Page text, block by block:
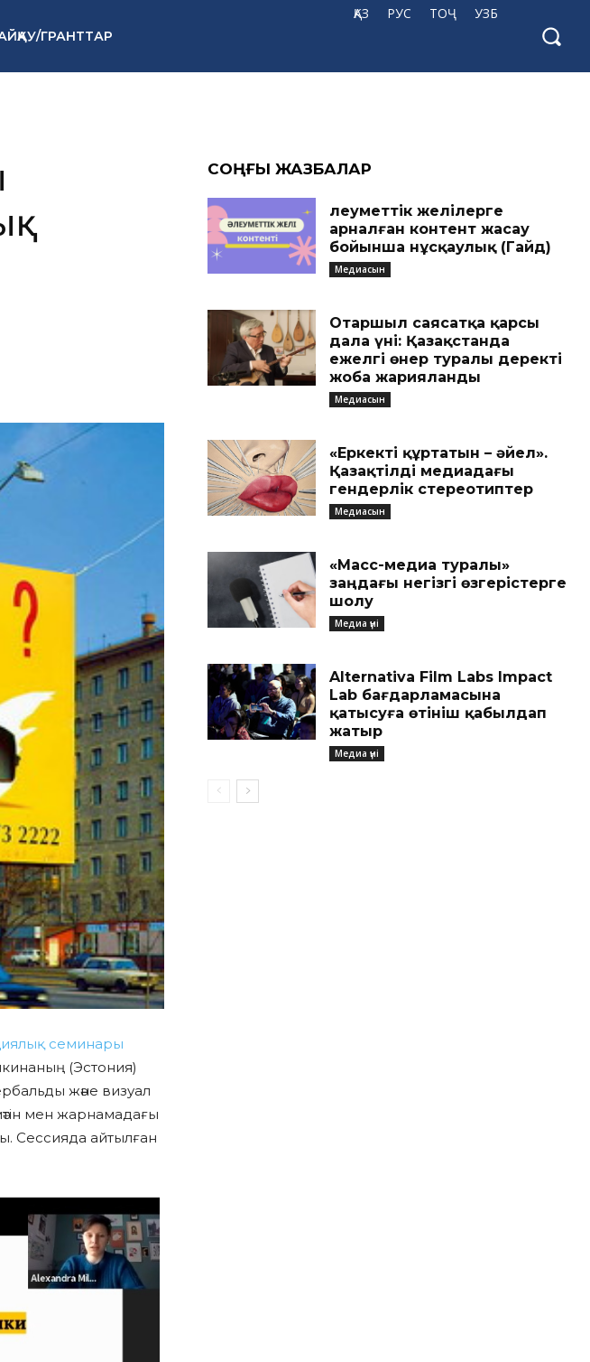
ҚАЗ РУС ТОҶ УЗБ
ГРАНТТАР
сессиясы
семинары
(Эстония)
және визуал
мен жарнамадағы
Сессияда айтылған
CОҢҒЫ ЖАЗБАЛАР
Әлеуметтік желілерге
арналған контент жасау
бойынша нұсқаулық (Гайд)
Медиасын
Отаршыл саясатқа қарсы
дала үні: Қазақстанда
ежелгі өнер туралы деректі
жоба жарияланды
Медиасын
«Еркекті құртатын – әйел».
Қазақтілді медиадағы
гендерлік стереотиптер
Медиасын
«Масс-медиа туралы»
заңдағы негізгі өзгерістерге
шолу
Медиа үні
Alternativa Film Labs Impact
Lab бағдарламасына
қатысуға өтініш қабылдап
жатыр
Медиа үні